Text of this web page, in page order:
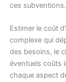
ces subventions.
Estimer le coût
complexe qui
des besoins, le
éventuels coûts
chaque aspect